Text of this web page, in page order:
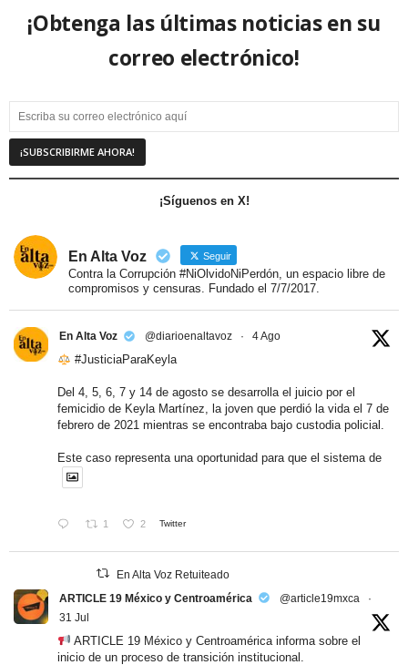
¡Obtenga las últimas noticias en su
correo electrónico!
¡Síguenos en X!
En Alta Voz Seguir
Contra la Corrupción #NiOlvidoNiPerdón, un espacio libre de
compromisos y censuras. Fundado el 7/7/2017.
En Alta Voz @diarioenaltavoz · 4 Ago
#JusticiaParaKeyla
Del 4, 5, 6, 7 y 14 de agosto se desarrolla el juicio por el
femicidio de Keyla Martínez, la joven que perdió la vida el 7 de
febrero de 2021 mientras se encontraba bajo custodia policial.
Este caso representa una oportunidad para que el sistema de
1 2 Twitter
En Alta Voz Retuiteado
ARTICLE 19 México y Centroamérica
@article19mxca
·
31 Jul
ARTICLE 19 México y Centroamérica informa sobre el
inicio de un proceso de transición institucional.